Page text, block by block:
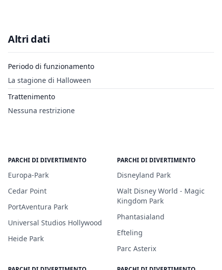
Altri dati
Periodo di funzionamento
La stagione di Halloween
Trattenimento
Nessuna restrizione
PARCHI DI DIVERTIMENTO
Europa-Park
Cedar Point
PortAventura Park
Universal Studios Hollywood
Heide Park
PARCHI DI DIVERTIMENTO
Disneyland Park
Walt Disney World - Magic
Kingdom Park
Phantasialand
Efteling
Parc Asterix